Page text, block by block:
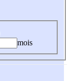
mois